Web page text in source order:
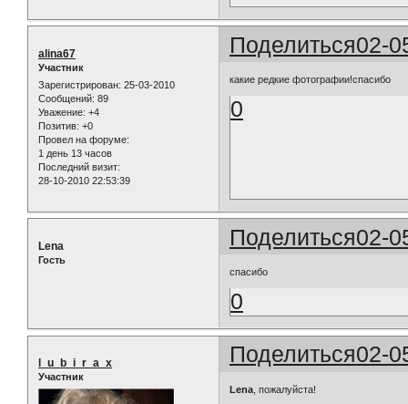
Поделиться02-
alina67
Участник
Зарегистрирован: 25-03-2010
Сообщений: 89
Уважение: +4
Позитив: +0
Провел на форуме:
1 день 13 часов
Последний визит:
28-10-2010 22:53:39
какие редкие фотографии!спасибо
0
Поделиться02-
Lena
Гость
спасибо
0
Поделиться02-
l_u_b_i_r_a_x
Участник
Lena , пожалуйста!